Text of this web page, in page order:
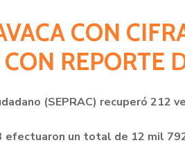
CON
REPORTE
(SEPRAC) recuperó
efectuaron un total de 12 mil